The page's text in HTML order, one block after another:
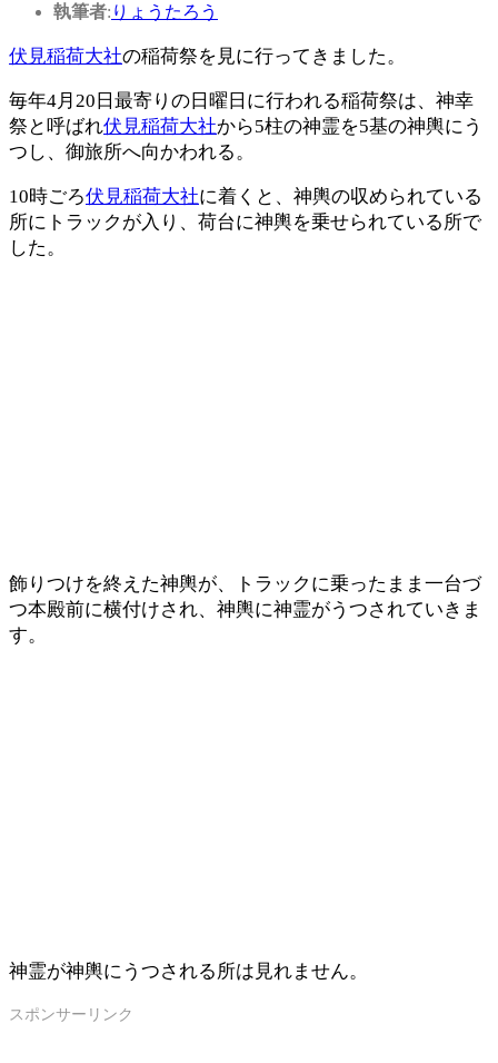
執筆者: りょうたろう
伏見稲荷大社の稲荷祭を見に行ってきました。
毎年4月20日最寄りの日曜日に行われる稲荷祭は、神幸
祭と呼ばれ伏見稲荷大社から5柱の神霊を5基の神輿にう
つし、御旅所へ向かわれる。
10時ごろ伏見稲荷大社に着くと、神輿の収められている
所にトラックが入り、荷台に神輿を乗せられている所で
した。
飾りつけを終えた神輿が、トラックに乗ったまま一台づ
つ本殿前に横付けされ、神輿に神霊がうつされていきま
す。
神霊が神輿にうつされる所は見れません。
スポンサーリンク